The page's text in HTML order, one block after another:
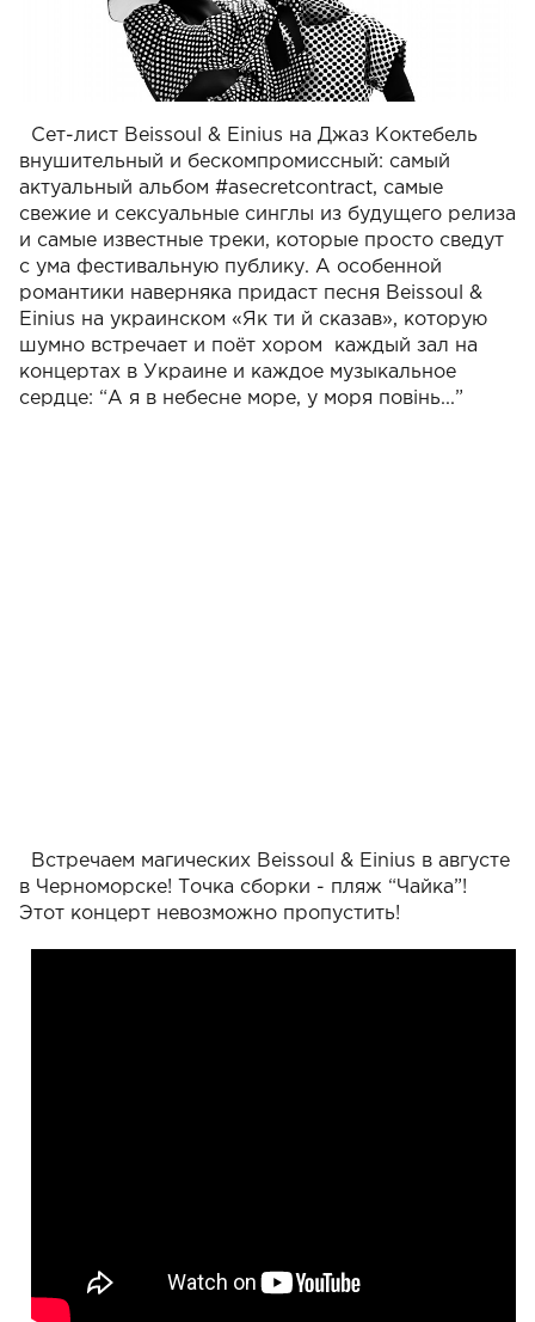
Сет-лист Beissoul & Einius на Джаз Коктебель
внушительный и бескомпромиссный: самый
актуальный альбом #asecretcontract, самые
свежие и сексуальные синглы из будущего релиза
и самые известные треки, которые просто сведут
с ума фестивальную публику. А особенной
романтики наверняка придаст песня Beissoul &
Einius на украинском «Як ти й сказав», которую
шумно встречает и поёт хором каждый зал на
концертах в Украине и каждое музыкальное
сердце: “А я в небесне море, у моря повінь...”
Встречаем магических Beissoul & Einius в августе
в Черноморске! Точка сборки - пляж “Чайка”!
Этот концерт невозможно пропустить!